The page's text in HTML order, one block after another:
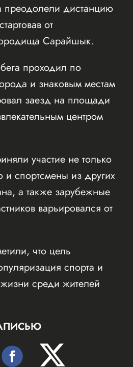
преодолели дистанцию
от
Сарайшык.
проходил по
и знаковым местам
заезд на площади
центром
участие не только
и спортсмены из других
а также зарубежные
варьировался от
что цель
спорта и
среди жителей